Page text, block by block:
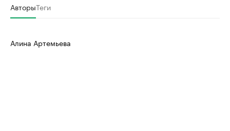
АвторыТеги
Алина Артемьева